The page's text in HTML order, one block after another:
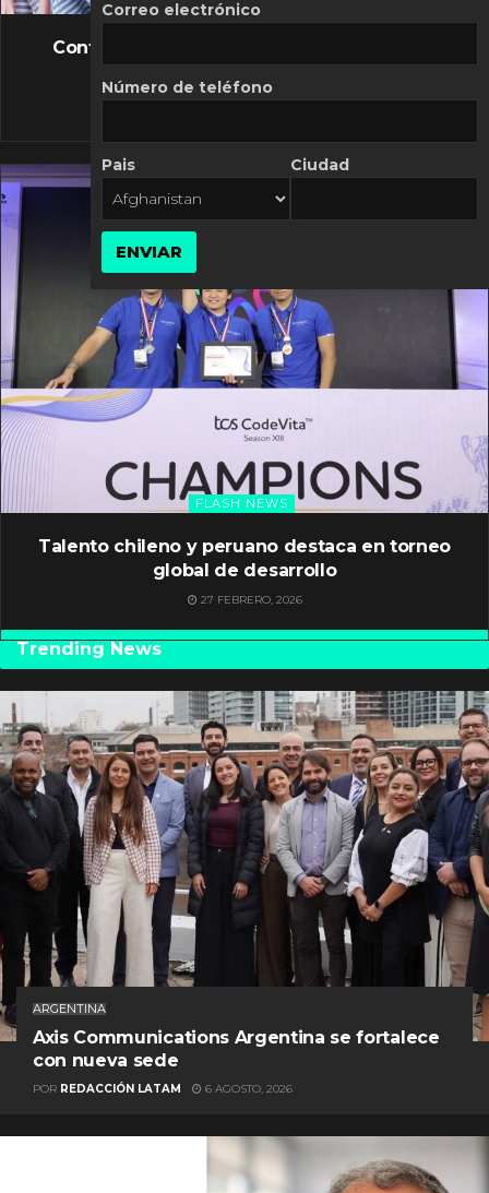
FLASH NEWS
Controversia de Mercado Libre por costos
10 MARZO, 2026
FLASH NEWS
Talento chileno y peruano destaca en torneo
global de desarrollo
27 FEBRERO, 2026
Trending News
ARGENTINA
Axis Communications Argentina se fortalece
con nueva sede
POR REDACCIÓN LATAM 6 AGOSTO, 2026
Correo electrónico
Número de teléfono
Pais Ciudad
ENVIAR